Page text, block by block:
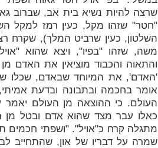
שרצה להיות נשיא בית אב, שברוב
"חטר" שזהו מקל, כעין רמז למקל
השלטון, כעין שרביט המלך), שקרח
משה, שזהו "בפיו", ויצא שהוא
והתאוה והכבוד מוציאין את האדם
'האדם', את המיוחד שבאדם, שכלו
אומר בחכמה ובתבונה ובדעת
העולם. כי ההוצאה מן העולם
כאלו עבר מצד שהוא אדם ובטל מן
מתגלה קרח כ"אויל". "ושפתי חכמים
שמרה על דבריו של און, שהתחייב